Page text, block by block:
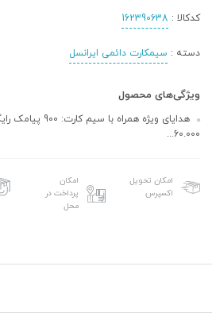
کدکالا : 162390638
دسته : سیمکارت دائمی ایرانسل
ویژگی‌های محصول
60.000...
امکان تحویل
اکسپرس
امکان
پرداخت در
محل